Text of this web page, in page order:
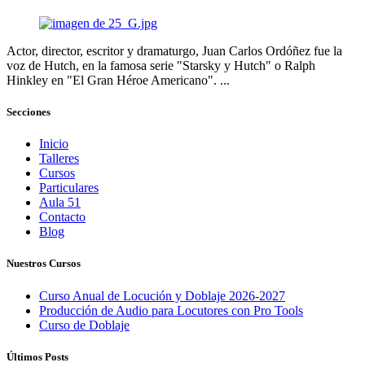
Actor, director, escritor y dramaturgo, Juan Carlos Ordóñez fue la
voz de Hutch, en la famosa serie "Starsky y Hutch" o Ralph
Hinkley en "El Gran Héroe Americano". ...
Secciones
Inicio
Talleres
Cursos
Particulares
Aula 51
Contacto
Blog
Nuestros Cursos
Curso Anual de Locución y Doblaje 2026-2027
Producción de Audio para Locutores con Pro Tools
Curso de Doblaje
Últimos Posts